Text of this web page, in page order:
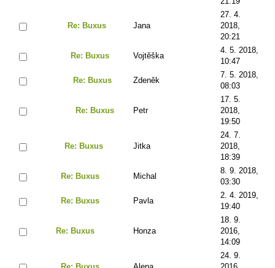
Re: Buxus Jana
27. 4.
2018,
20:21
Re: Buxus Vojtěška
4. 5. 2018,
10:47
Re: Buxus Zdeněk
7. 5. 2018,
08:03
Re: Buxus Petr
17. 5.
2018,
19:50
Re: Buxus Jitka
24. 7.
2018,
18:39
Re: Buxus Michal
8. 9. 2018,
03:30
Re: Buxus Pavla
2. 4. 2019,
19:40
Re: Buxus Honza
18. 9.
2016,
14:09
24. 9.